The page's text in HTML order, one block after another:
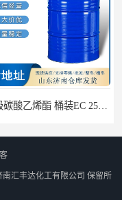
南汇丰达化工有限公司 保留所